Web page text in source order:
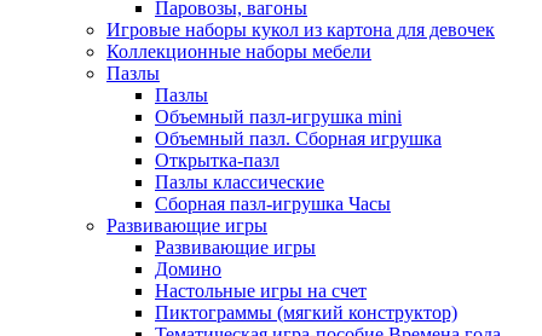
Паровозы, вагоны
Игровые наборы кукол из картона для девочек
Коллекционные наборы мебели
Пазлы
Пазлы
Объемный пазл-игрушка mini
Объемный пазл. Сборная игрушка
Открытка-пазл
Пазлы классические
Сборная пазл-игрушка Часы
Развивающие игры
Развивающие игры
Домино
Настольные игры на счет
Пиктограммы (мягкий конструктор)